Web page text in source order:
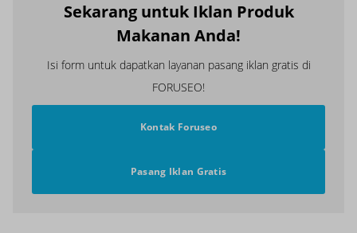
Sekarang untuk Iklan Produk
Makanan Anda!
Isi form untuk dapatkan layanan pasang iklan gratis di
FORUSEO!
Kontak Foruseo
Pasang Iklan Gratis